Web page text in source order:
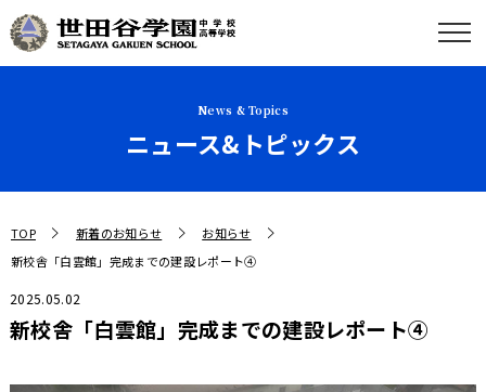
News & Topics
ニュース&トピックス
TOP 新着のお知らせ
お知らせ
新校舎「白雲館」完成までの建設レポート④
2025.05.02
新校舎「白雲館」完成までの建設レポート④